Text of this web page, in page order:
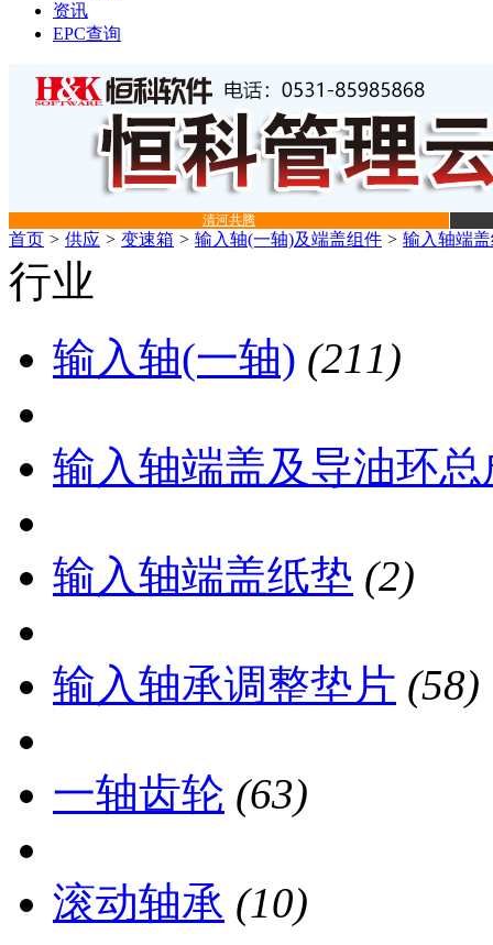
资讯
EPC查询
清河共腾
首页 > 供应 > 变速箱 > 输入轴(一轴)及端盖组件 > 输入轴端
行业
输入轴(一轴) (211)
输入轴端盖及导油环总
输入轴端盖纸垫 (2)
输入轴承调整垫片 (58)
一轴齿轮 (63)
滚动轴承 (10)